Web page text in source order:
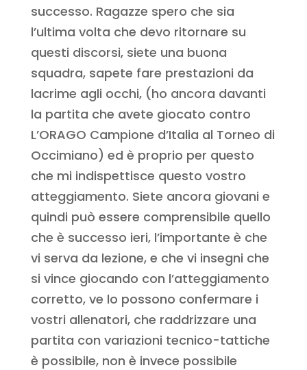
successo. Ragazze spero che sia
l’ultima volta che devo ritornare su
questi discorsi, siete una buona
squadra, sapete fare prestazioni da
lacrime agli occhi, (ho ancora davanti
la partita che avete giocato contro
L’ORAGO Campione d’Italia al Torneo di
Occimiano) ed è proprio per questo
che mi indispettisce questo vostro
atteggiamento. Siete ancora giovani e
quindi può essere comprensibile quello
che è successo ieri, l’importante è che
vi serva da lezione, e che vi insegni che
si vince giocando con l’atteggiamento
corretto, ve lo possono confermare i
vostri allenatori, che raddrizzare una
partita con variazioni tecnico-tattiche
è possibile, non è invece possibile